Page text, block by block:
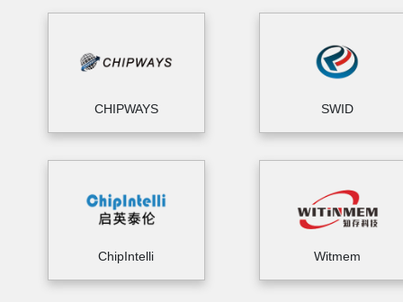
CHIPWAYS SWID
ChipIntelli Witmem